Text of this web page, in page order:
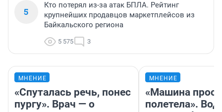
5
Кто потерял из-за атак БПЛА. Рейтинг
крупнейших продавцов маркетплейсов из
Байкальского региона
5 575 3
МНЕНИЕ
«Спуталась речь, понес
пургу». Врач — о
МНЕНИЕ
«Машина
полетела».